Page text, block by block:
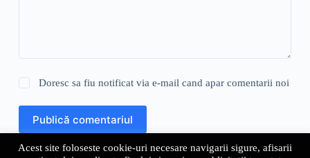
Doresc sa fiu notificat via e-mail cand apar comentarii noi
Publică comentariul
Acest site foloseste cookie-uri necesare navigarii sigure, afisarii